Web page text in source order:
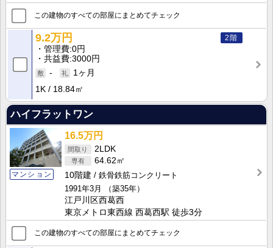
この建物のすべての部屋にまとめてチェック
2階
9.2万円
管理費 0円
共益費 3000円
-
1ヶ月
1K
18.84㎡
ハイフラットワン
マンション
16.5万円
2LDK
64.62㎡
10階建
鉄骨鉄筋コンクリート
1991年3月
（築35年）
江戸川区西葛西
東京メトロ東西線 西葛西駅 徒歩3分
この建物のすべての部屋にまとめてチェック